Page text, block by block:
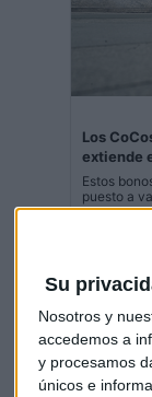
Su
Nosotros y
accedemos a
y procesamos
únicos e
Los
extiende
Estos
puesto a
BCE
Presight AI, una
negociación en
su oferta
con una